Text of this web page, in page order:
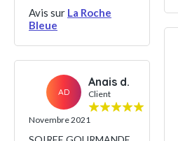
Avis sur La Roche
Bleue
AD
Anais d.
Client
Novembre 2021